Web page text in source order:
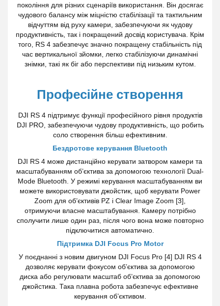
покоління для різних сценаріїв використання. Він досягає
чудового балансу між міцністю стабілізації та тактильним
відчуттям від руху камери, забезпечуючи як чудову
продуктивність, так і покращений досвід користувача. Крім
того, RS 4 забезпечує значно покращену стабільність під
час вертикальної зйомки, легко стабілізуючи динамічні
знімки, такі як біг або перспективи під низьким кутом.
Професійне створення
DJI RS 4 підтримує функції професійного рівня продуктів
DJI PRO, забезпечуючи чудову продуктивність, що робить
соло створення більш ефективним.
Бездротове керування Bluetooth
DJI RS 4 може дистанційно керувати затвором камери та
масштабуванням об’єктива за допомогою технології Dual-
Mode Bluetooth. У режимі керування масштабуванням ви
можете використовувати джойстик, щоб керувати Power
Zoom для об’єктивів PZ і Clear Image Zoom [3],
отримуючи власне масштабування. Камеру потрібно
сполучити лише один раз, після чого вона може повторно
підключитися автоматично.
Підтримка DJI Focus Pro Motor
У поєднанні з новим двигуном DJI Focus Pro [4] DJI RS 4
дозволяє керувати фокусом об’єктива за допомогою
диска або регулювати масштаб об’єктива за допомогою
джойстика. Така плавна робота забезпечує ефективне
керування об’єктивом.